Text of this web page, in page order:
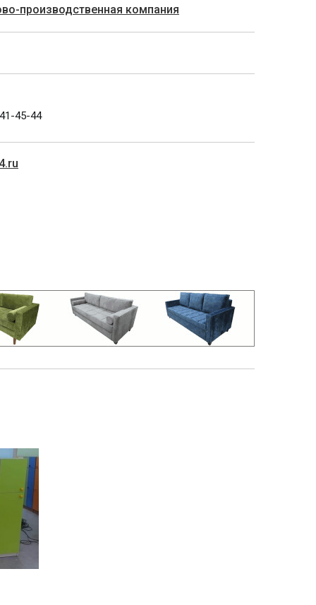
производственная компания
45-44